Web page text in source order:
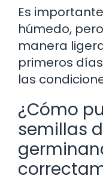
Es
húmedo,
manera
primeros
las
¿Cómo
semillas